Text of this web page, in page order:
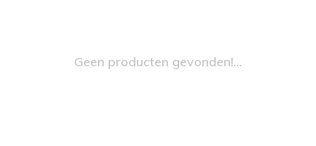
Geen producten gevonden!...